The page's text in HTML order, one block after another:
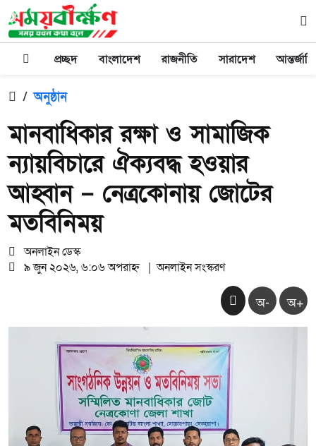
প্রচ্ছদ বাংলাদেশ রাজনীতি সারাদেশ
/ অনুষ্ঠান
মানবাধিকার রক্ষা ও সামাজিক
ন্যায়বিচারে ঐক্যবদ্ধ হওয়ার
আহ্বান – নেত্রকোনায় জোটের
মতবিনিময়
অনলাইন ডেস্ক
৯ জুন ২০২৬, ৬:০৬ অপরাহ্ন | অনলাইন সংস্করণ
অ- অ+